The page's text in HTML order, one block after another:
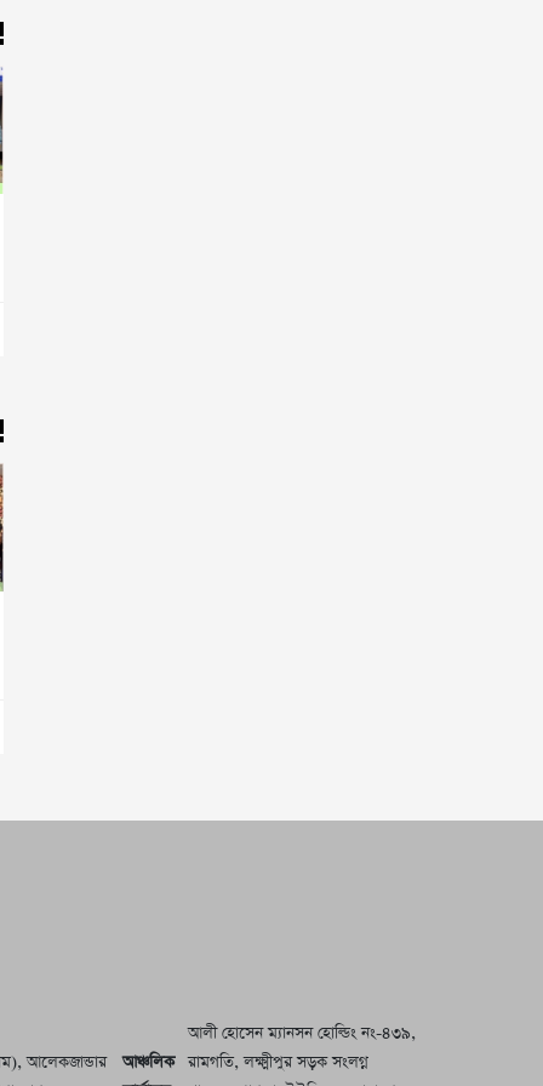
আলেকজান্ডার
আঞ্চলিক
আলী হোসেন ম্যানসন হোল্ডিং নং-৪৩৯,
রামগতি, লক্ষ্মীপুর সড়ক সংলগ্ন